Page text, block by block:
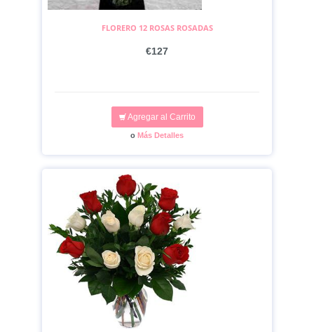
FLORERO 12 ROSAS ROSADAS
€127
Agregar al Carrito
o Más Detalles